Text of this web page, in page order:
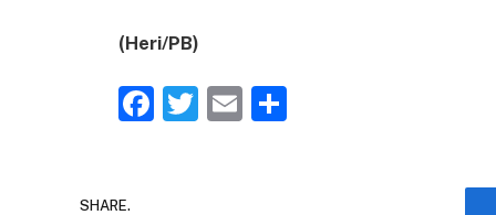
(Heri/PB)
Facebook
Twitter
Email
SHARE.